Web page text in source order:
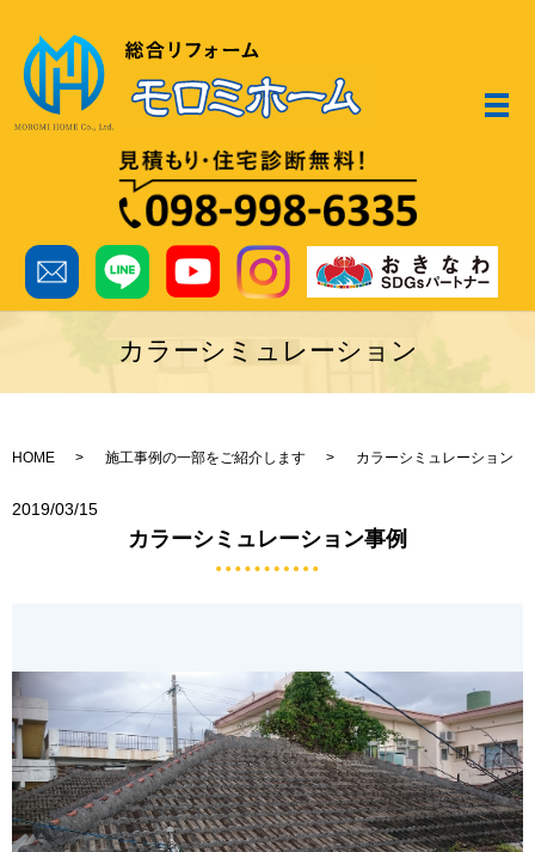
メ
カラーシミュレーション
HOME 施工事例の一部をご紹介します カラーシミュレーション
2019/03/15
カラーシミュレーション事例